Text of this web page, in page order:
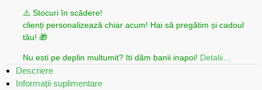
⚠️ Stocuri în scădere!
clienți personalizează chiar acum! Hai să pregătim și cadoul
tău! 🎁
Nu esti pe deplin multumit? Iti dăm banii inapoi! Detalii…
Descriere
Informații suplimentare